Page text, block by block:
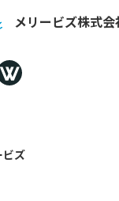
メリービズ株式会
ビズ